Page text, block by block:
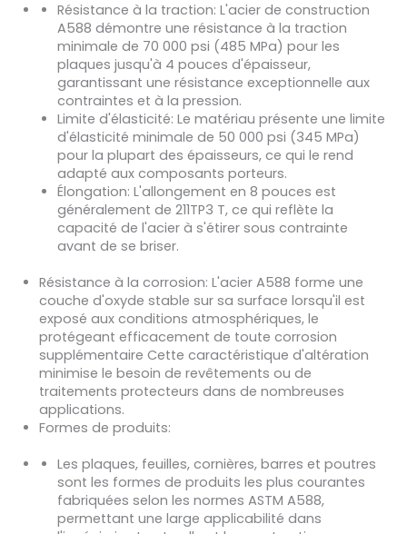
Résistance à la traction: L'acier de construction
A588 démontre une résistance à la traction
minimale de 70 000 psi (485 MPa) pour les
plaques jusqu'à 4 pouces d'épaisseur,
garantissant une résistance exceptionnelle aux
contraintes et à la pression.
Limite d'élasticité: Le matériau présente une limite
d'élasticité minimale de 50 000 psi (345 MPa)
pour la plupart des épaisseurs, ce qui le rend
adapté aux composants porteurs.
Élongation: L'allongement en 8 pouces est
généralement de 211TP3 T, ce qui reflète la
capacité de l'acier à s'étirer sous contrainte
avant de se briser.
Résistance à la corrosion: L'acier A588 forme une
couche d'oxyde stable sur sa surface lorsqu'il est
exposé aux conditions atmosphériques, le
protégeant efficacement de toute corrosion
supplémentaire Cette caractéristique d'altération
minimise le besoin de revêtements ou de
traitements protecteurs dans de nombreuses
applications.
Formes de produits:
Les plaques, feuilles, cornières, barres et poutres
sont les formes de produits les plus courantes
fabriquées selon les normes ASTM A588,
permettant une large applicabilité dans